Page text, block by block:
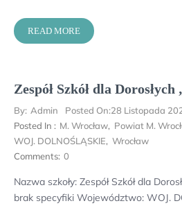
READ MORE
Zespół Szkół dla
By: Admin Posted On:28 Listopada
Posted In : M. Wrocław, Powiat M.
WOJ. DOLNOŚLĄSKIE, Wrocław
Comments: 0
Nazwa szkoły: Zespół Szkół dla
brak specyfiki Województwo: WOJ.